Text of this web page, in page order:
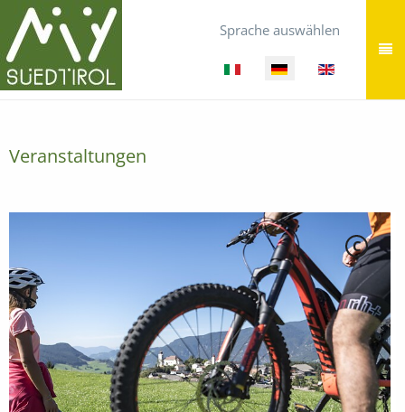
Sprache auswählen
Veranstaltungen
C